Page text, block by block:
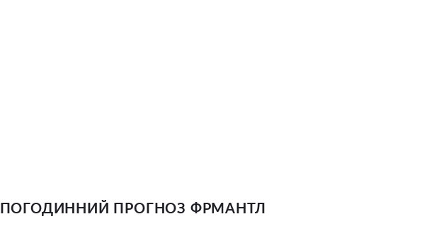
ПОГОДИННИЙ ПРОГНОЗ ФРМАНТЛ